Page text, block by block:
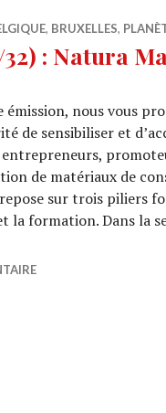
, BRUXELLES,
: Natura
nous vous
de sensibiliser et
de matériaux de
sur trois piliers
la formation. Dans la
(20/32) : Natura